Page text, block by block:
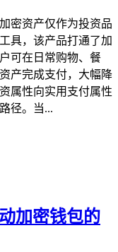
密资产仅作为投资品
具，该产品打通了加
可在日常购物、餐
产完成支付，大幅降
属性向实用支付属性
径。当...
加密钱包的